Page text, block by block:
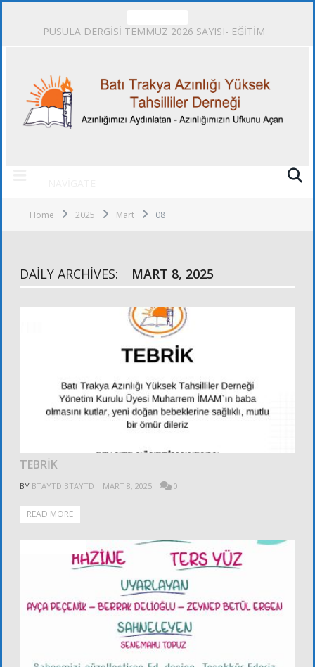
PUSULA DERGİSİ TEMMUZ 2026 SAYISI- EĞİTİM
Home 2025 Mart 08
DAILY ARCHIVES: MART 8, 2025
TEBRİK
BY BTAYTD BTAYTD MART 8, 2025 0
READ MORE